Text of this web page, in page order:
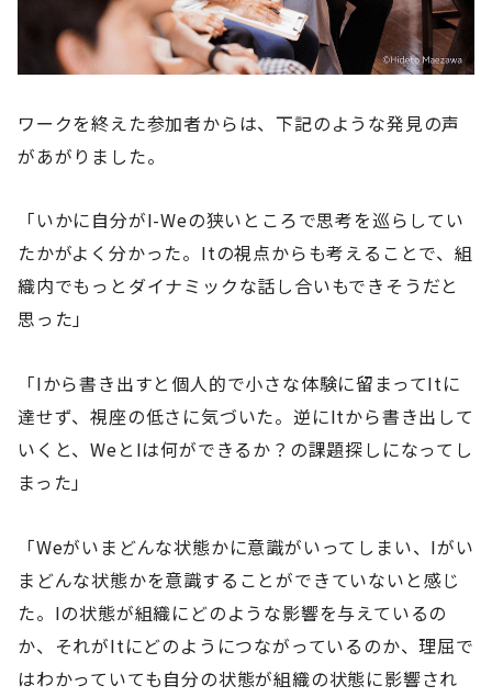
ワークを終えた参加者からは、下記のような発見の声
があがりました。
「いかに自分がI-Weの狭いところで思考を巡らしてい
たかがよく分かった。Itの視点からも考えることで、組
織内でもっとダイナミックな話し合いもできそうだと
思った」
「Iから書き出すと個人的で小さな体験に留まってItに
達せず、視座の低さに気づいた。逆にItから書き出して
いくと、WeとIは何ができるか？の課題探しになってし
まった」
「Weがいまどんな状態かに意識がいってしまい、Iがい
まどんな状態かを意識することができていないと感じ
た。Iの状態が組織にどのような影響を与えているの
か、それがItにどのようにつながっているのか、理屈で
はわかっていても自分の状態が組織の状態に影響され